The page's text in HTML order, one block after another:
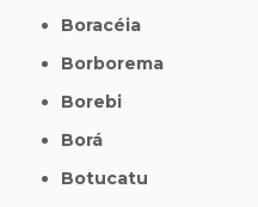
Boracéia
Borborema
Borebi
Borá
Botucatu